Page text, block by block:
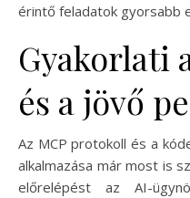
érintő feladatok gyorsabb
Gyakorlati
és a jövő
Az MCP protokoll és a
alkalmazása már most is
előrelépést az AI-